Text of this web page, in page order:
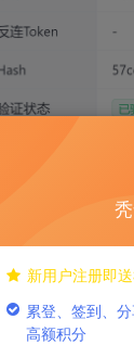
新用户注册即
累登、签到、
高额积分